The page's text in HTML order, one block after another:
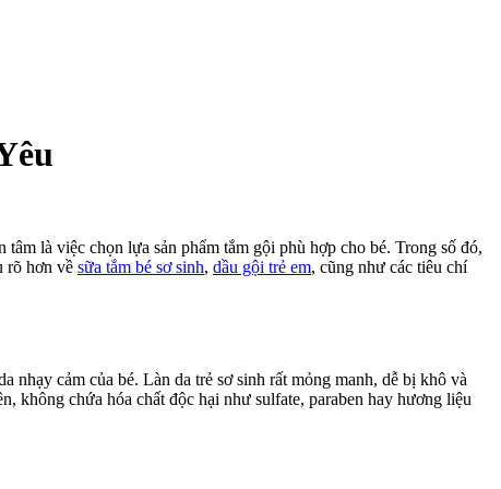
là việc chọn lựa sản phẩm tắm gội phù hợp cho bé. Trong số đó,
rõ hơn về sữa tắm bé sơ sinh, dầu gội trẻ em, cũng như các tiêu chí
nhạy cảm của bé. Làn da trẻ sơ sinh rất mỏng manh, dễ bị khô và
không chứa hóa chất độc hại như sulfate, paraben hay hương liệu